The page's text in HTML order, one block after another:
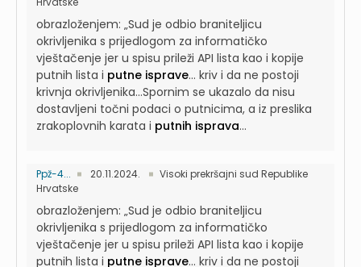
obrazloženjem: „Sud je odbio braniteljicu
okrivljenika s prijedlogom za informatičko
vještačenje jer u spisu prileži API lista kao i kopije
putnih lista i putne isprave... kriv i da ne postoji
krivnja okrivljenika...Spornim se ukazalo da nisu
dostavljeni točni podaci o putnicima, a iz preslika
zrakoplovnih karata i putnih isprava...
Ppž-4... 20.11.2024.
Visoki prekršajni sud Republike
Hrvatske
obrazloženjem: „Sud je odbio braniteljicu
okrivljenika s prijedlogom za informatičko
vještačenje jer u spisu prileži API lista kao i kopije
putnih lista i putne isprave... kriv i da ne postoji